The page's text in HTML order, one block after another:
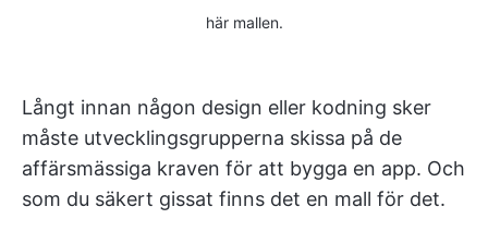
här mallen.
Långt innan någon design eller kodning sker
måste utvecklingsgrupperna skissa på de
affärsmässiga kraven för att bygga en app. Och
som du säkert gissat finns det en mall för det.